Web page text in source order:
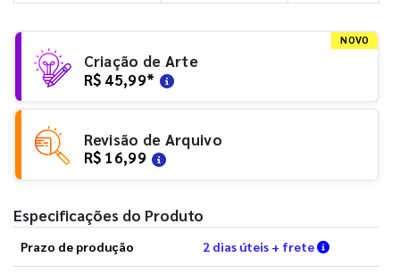
NOVO
Criação de Arte
R$ 45,99*
Revisão de Arquivo
R$ 16,99
Especificações do Produto
Prazo de produção 2 dias úteis + frete Verifique